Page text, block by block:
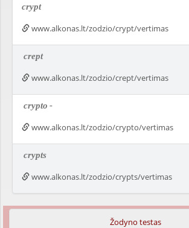
crypt
www.alkonas.lt/zodzio/crypt/vertimas
crept
www.alkonas.lt/zodzio/crept/vertimas
crypto -
www.alkonas.lt/zodzio/crypto/vertimas
crypts
www.alkonas.lt/zodzio/crypts/vertimas
Žodyno testas